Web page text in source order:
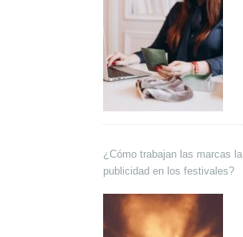
¿Cómo trabajan las marcas la
publicidad en los festivales?